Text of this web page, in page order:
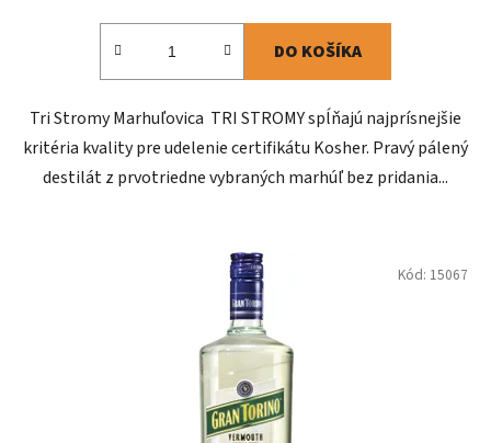
DO KOŠÍKA
Tri Stromy Marhuľovica TRI STROMY spĺňajú najprísnejšie
kritéria kvality pre udelenie certifikátu Kosher. Pravý pálený
destilát z prvotriedne vybraných marhúľ bez pridania...
Kód: 15067